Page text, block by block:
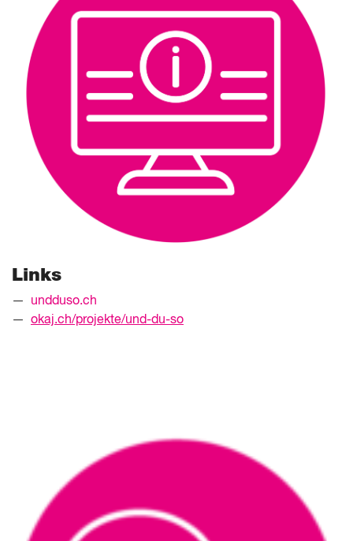
Links
undduso.ch
okaj.ch/projekte/und-du-so